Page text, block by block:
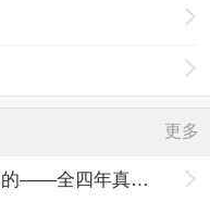
更多
天财新传考研聊点宝子们不知道的——全四年真题规律+择校优势